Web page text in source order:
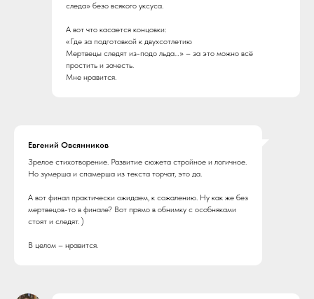
следа» безо всякого уксуса.
А вот что касается концовки:
«Где за подготовкой к двухсотлетию
Мертвецы следят из-подо льда…» – за это можно всё
простить и зачесть.
Мне нравится.
Евгений Овсянников
Зрелое стихотворение. Развитие сюжета стройное и логичное.
Но зумерша и спамерша из текста торчат, это да.
А вот финал практически ожидаем, к сожалению. Ну как же без
мертвецов-то в финале? Вот прямо в обнимку с особняками
стоят и следят. )
В целом – нравится.